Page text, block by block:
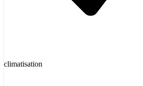
climatisation